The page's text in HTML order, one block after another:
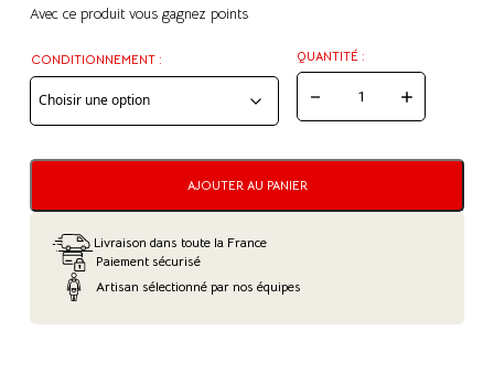
Avec ce produit vous gagnez points
CONDITIONNEMENT : QUANTITÉ :
AJOUTER AU PANIER
Livraison dans toute la France
Paiement sécurisé
Artisan sélectionné par nos équipes